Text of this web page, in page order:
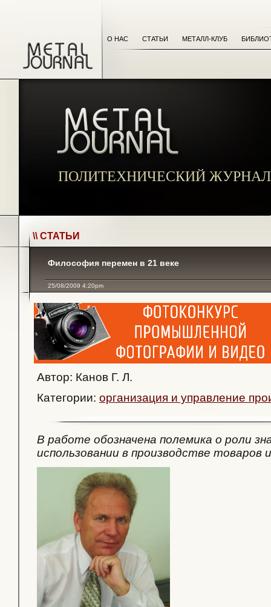
О НАС СТАТЬИ МЕТАЛЛ-КЛУБ
ПОЛИТЕХНИЧЕСКИЙ ЖУРНАЛ
\\ СТАТЬИ
Философия перемен в 21 веке
25/08/2009 4:20pm
Автор: Канов Г. Л.
Категории: организация и управление
В работе обозначена полемика о роли
использовании в производстве товаров